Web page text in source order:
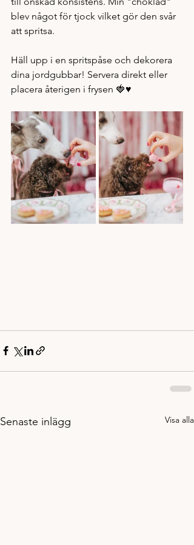
blev något för tjock vilket gör den svår
att spritsa.
Häll upp i en spritspåse och dekorera
dina jordgubbar! Servera direkt eller
placera återigen i frysen 🍓♥️
Senaste inlägg Visa alla